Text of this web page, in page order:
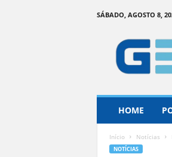
SÁBADO, AGOSTO 8,
HOME
Início Notícias
NOTÍCIAS